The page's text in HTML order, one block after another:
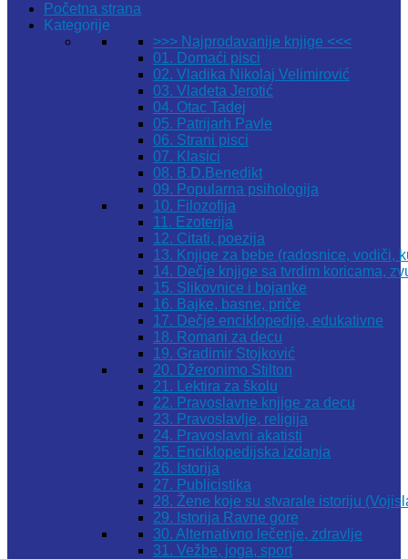
Početna strana
Kategorije
>>> Najprodavanije knjige <<<
01. Domaći pisci
02. Vladika Nikolaj Velimirović
03. Vladeta Jerotić
04. Otac Tadej
05. Patrijarh Pavle
06. Strani pisci
07. Klasici
08. B.D.Benedikt
09. Popularna psihologija
10. Filozofija
11. Ezoterija
12. Citati, poezija
13. Knjige za bebe (radosnice, vodiči,
14. Dečje knjige sa tvrdim koricama,
15. Slikovnice i bojanke
16. Bajke, basne, priče
17. Dečje enciklopedije, edukativne
18. Romani za decu
19. Gradimir Stojković
20. Džeronimo Stilton
21. Lektira za školu
22. Pravoslavne knjige za decu
23. Pravoslavlje, religija
24. Pravoslavni akatisti
25. Enciklopedijska izdanja
26. Istorija
27. Publicistika
28. Žene koje su stvarale istoriju
29. Istorija Ravne gore
30. Alternativno lečenje, zdravlje
31. Vežbe, joga, sport